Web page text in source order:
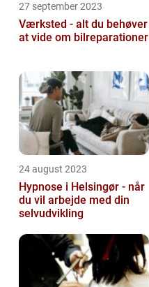
27 september 2023
Værksted - alt du behøver
at vide om bilreparationer
24 august 2023
Hypnose i Helsingør - når
du vil arbejde med din
selvudvikling